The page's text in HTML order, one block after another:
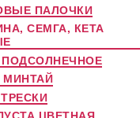
ПАЛОЧКИ
СЕМГА, КЕТА
МИНТАЙ
ЦВЕТНАЯ